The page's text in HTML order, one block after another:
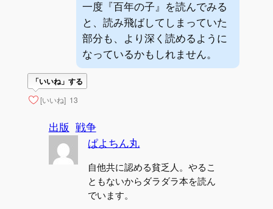
一度『百年の子』を読んでみる
と、読み飛ばしてしまっていた
部分も、より深く読めるように
なっているかもしれません。
「いいね」する
[いいね] 13
出版 戦争
ぱよちん丸
自他共に認める貧乏人。やるこ
ともないからダラダラ本を読ん
でいます。